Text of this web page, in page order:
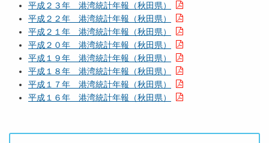
平成２３年 港湾統計年報（秋田県）
平成２２年 港湾統計年報（秋田県）
平成２１年 港湾統計年報（秋田県）
平成２０年 港湾統計年報（秋田県）
平成１９年 港湾統計年報（秋田県）
平成１８年 港湾統計年報（秋田県）
平成１７年 港湾統計年報（秋田県）
平成１６年 港湾統計年報（秋田県）